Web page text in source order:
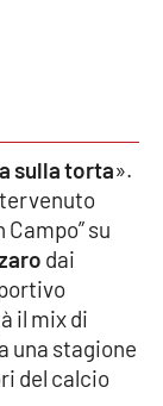
sulla torta».
Campo” su
dai
il mix di
una stagione
del calcio